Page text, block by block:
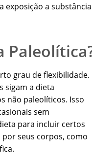
exposição a
grau de flexibilidade.
sigam a dieta
não paleolíticos. Isso
sem
para incluir certos
seus corpos, como